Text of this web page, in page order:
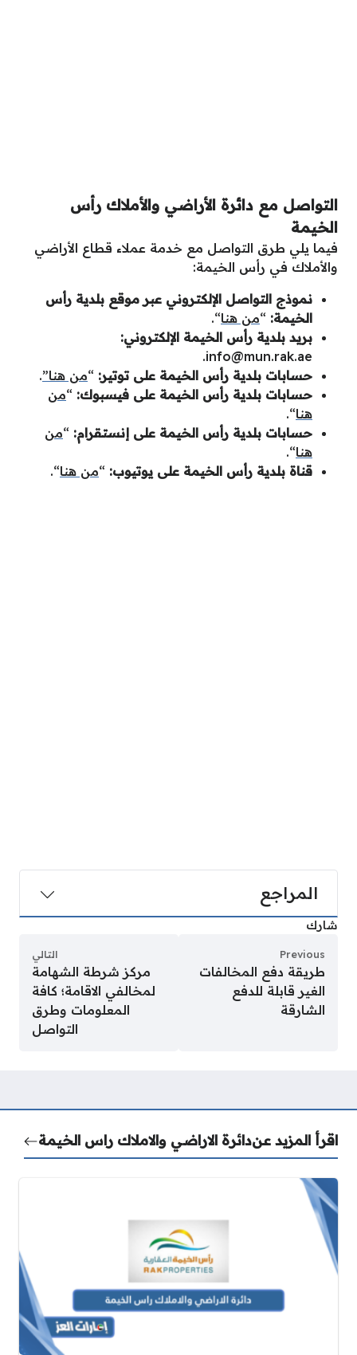
التواصل مع دائرة الأراضي والأملاك رأس
الخيمة
فيما يلي طرق التواصل مع خدمة عملاء قطاع الأراضي
والأملاك في رأس الخيمة:
نموذج التواصل الإلكتروني عبر موقع بلدية رأس
الخيمة: “من هنا“.
بريد بلدية رأس الخيمة الإلكتروني:
info@mun.rak.ae
.
حسابات بلدية رأس الخيمة على توتير: “من هنا”.
حسابات بلدية رأس الخيمة على فيسبوك: “من
هنا“.
حسابات بلدية رأس الخيمة على إنستقرام: “من
هنا“.
قناة بلدية رأس الخيمة على يوتيوب: “من هنا“.
المراجع
شارك
Previous
طريقة دفع المخالفات
الغير قابلة للدفع
الشارقة
التالي
مركز شرطة الشهامة
لمخالفي الاقامة؛ كافة
المعلومات وطرق
التواصل
اقرأ المزيد عندائرة الاراضي والاملاك راس الخيمة